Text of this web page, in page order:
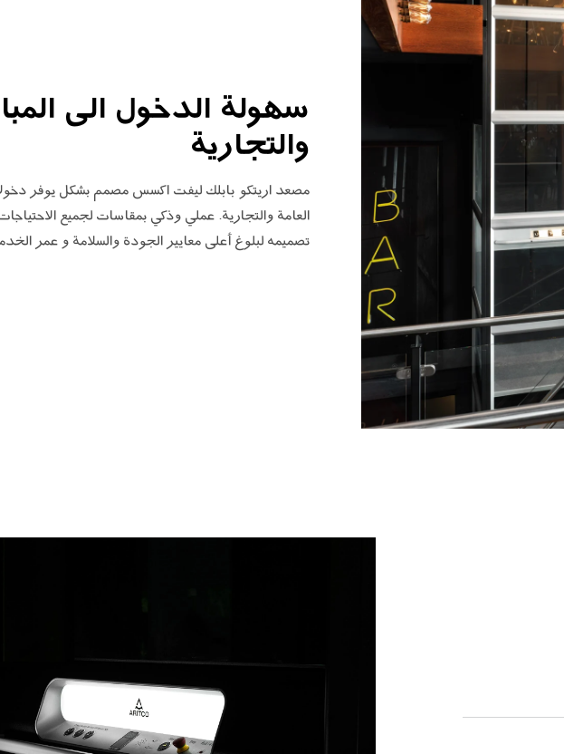
سهولة الدخول الى
والتجارية
مصعد اريتكو بابلك ليفت اكسس مصمم بشكل يوفر دخولا
العامة والتجارية. عملي وذكي بمقاسات لجميع
تصميمه لبلوغ أعلى معايير الجودة والسلامة و عمر